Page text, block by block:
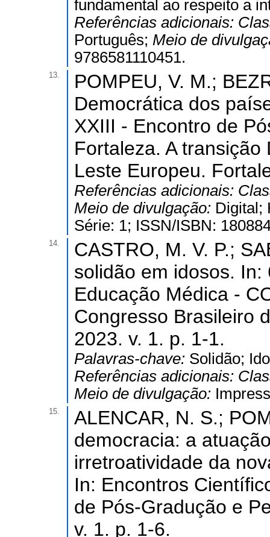
fundamental ao respeito a
Referências adicionais:
Português; Meio de
9786581110451.
13.
POMPEU, V. M.;
Democrática dos
XXIII - Encontro de
Fortaleza. A
Leste Europeu.
Referências adicionais:
Meio de divulgação: Digital;
Série: 1; ISSN/ISBN:
14.
CASTRO, M. V. P.;
solidão em idosos. In:
Educação Médica -
Congresso Brasileiro
2023. v. 1. p. 1-1.
Palavras-chave: Solidão;
Referências adicionais:
Meio de divulgação:
15.
ALENCAR, N. S.;
democracia: a
irretroatividade da
In: Encontros
de Pós-Gradução e
v. 1. p. 1-6.